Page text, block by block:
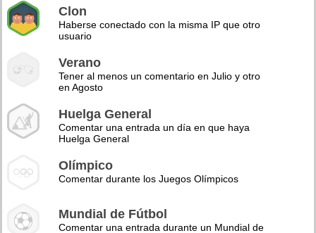
Clon
Haberse conectado con la misma IP que otro
usuario
Verano
Tener al menos un comentario en Julio y otro
en Agosto
Huelga General
Comentar una entrada un día en que haya
Huelga General
Olímpico
Comentar durante los Juegos Olímpicos
Mundial de Fútbol
Comentar una entrada durante un Mundial de